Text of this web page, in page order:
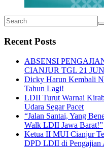
Recent Posts
ABSENSI
CIANJUR TGL 21
Dicky Harun Kembali
Tahun Lagi!
LDII Turut Warnai
Udara Segar Pacet
“Jalan Santai, Yang
Walk LDII Jawa Barat!”
Ketua II MUI Cianjur
DPD LDII di Pengajian